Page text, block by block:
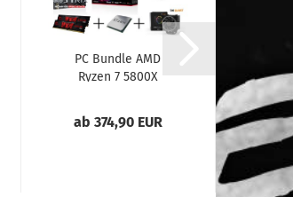
PC Bundle AMD
Ryzen 7 5800X
ab 374,90 EUR